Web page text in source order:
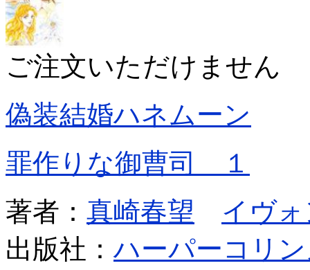
ご注文いただけません
偽装結婚ハネムーン
罪作りな御曹司 １
著者： 真崎春望
イヴ
出版社：ハーパーコリ